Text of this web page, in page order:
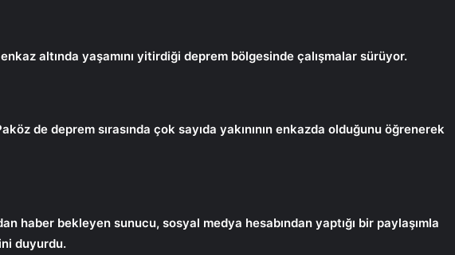
altında yaşamını yitirdiği deprem bölgesinde çalışmalar sürüyor.
de deprem sırasında çok sayıda yakınının enkazda olduğunu öğrenerek
haber bekleyen sunucu, sosyal medya hesabından yaptığı bir paylaşımla
duyurdu.